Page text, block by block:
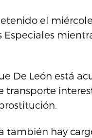
detenido el
Especiales
De León está
transporte
también hay